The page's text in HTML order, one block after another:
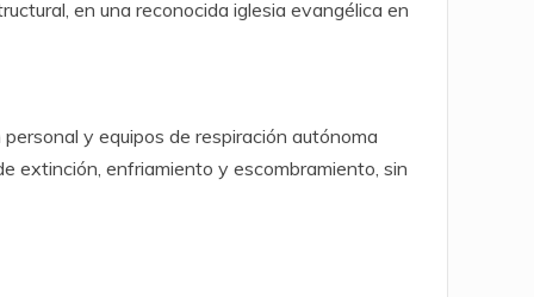
en una reconocida iglesia evangélica en
y equipos de respiración autónoma
extinción, enfriamiento y escombramiento, sin